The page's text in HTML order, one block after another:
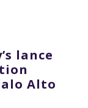
lance
Alto